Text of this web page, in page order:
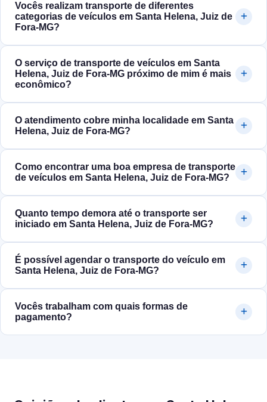
Vocês realizam transporte de diferentes
categorias de veículos em Santa Helena, Juiz de
Fora‑MG?
O serviço de transporte de veículos em Santa
Helena, Juiz de Fora‑MG próximo de mim é mais
econômico?
O atendimento cobre minha localidade em Santa
Helena, Juiz de Fora‑MG?
Como encontrar uma boa empresa de transporte
de veículos em Santa Helena, Juiz de Fora‑MG?
Quanto tempo demora até o transporte ser
iniciado em Santa Helena, Juiz de Fora‑MG?
É possível agendar o transporte do veículo em
Santa Helena, Juiz de Fora‑MG?
Vocês trabalham com quais formas de
pagamento?